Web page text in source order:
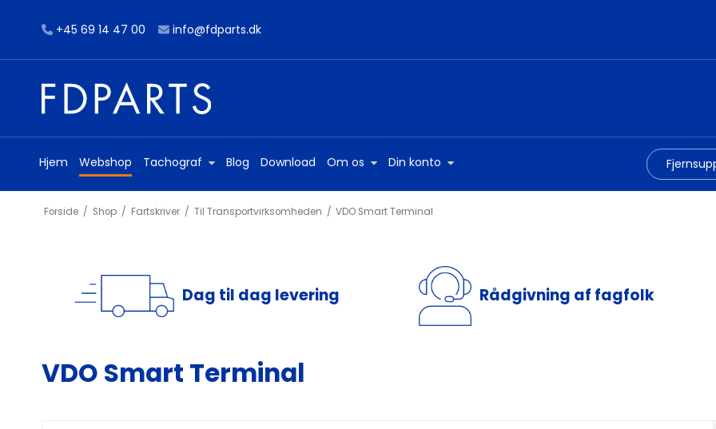
+45 69 14 47 00 info@fdparts.dk
Hjem Webshop Tachograf Blog Download Om os Din konto
Forside / Shop / Fartskriver / Til Transportvirksomheden / VDO Smart Terminal
Dag til dag levering Rådgivning af fagfolk
VDO Smart Terminal